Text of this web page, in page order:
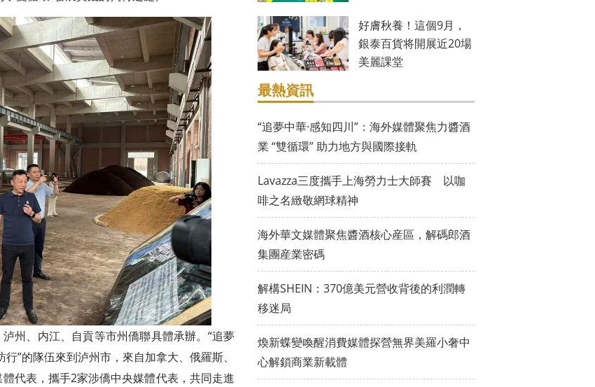
州、内江、自貢等市州僑聯具體承辦。“追夢
行”的隊伍來到泸州市，來自加拿大、俄羅斯、
體代表，攜手2家涉僑中央媒體代表，共同走進
好膚秋養！這個9月，
銀泰百貨将開展近20場
美麗課堂
最熱資訊
“追夢中華·感知四川”：海外媒體聚焦力醬酒
業 “雙循環” 助力地方與國際接軌
Lavazza三度攜手上海勞力士大師賽 以咖
啡之名緻敬網球精神
海外華文媒體聚焦醬酒核心産區，解碼郎酒
集團産業密碼
解構SHEIN：370億美元營收背後的利潤轉
移迷局
煥新蝶變喚醒消費媒體探營無界美羅小奢中
心解鎖商業新載體